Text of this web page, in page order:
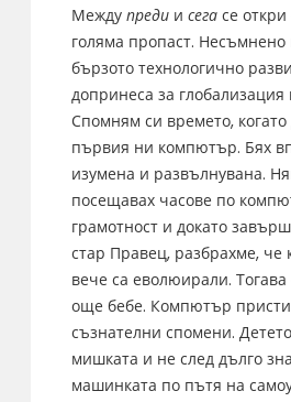
Между преди и сега се
голяма пропаст.
бързото технологично
допринеса за глобализация
Спомням си времето,
първия ни компютър. Бях
изумена и развълнувана.
посещавах часове по
грамотност и докато
стар Правец, разбрахме, че
вече са еволюирали.
още бебе. Компютър
съзнателни спомени.
мишката и не след дълго
машинката по пътя на